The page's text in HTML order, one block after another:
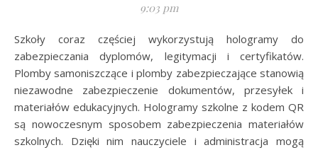
9:03 pm
Szkoły coraz częściej wykorzystują hologramy do
zabezpieczania dyplomów, legitymacji i certyfikatów.
Plomby samoniszczące i plomby zabezpieczające stanowią
niezawodne zabezpieczenie dokumentów, przesyłek i
materiałów edukacyjnych. Hologramy szkolne z kodem QR
są nowoczesnym sposobem zabezpieczenia materiałów
szkolnych. Dzięki nim nauczyciele i administracja mogą